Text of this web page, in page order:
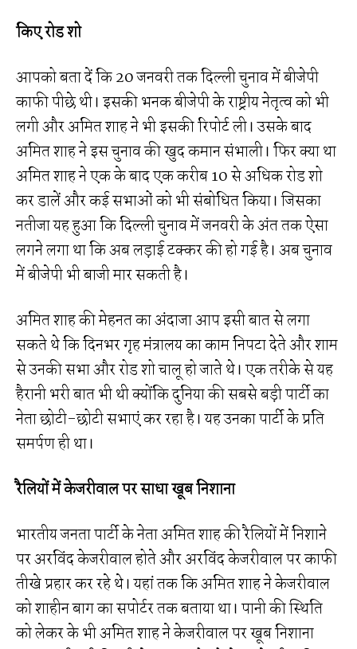
किए रोड शो
आपको बता दें कि 20 जनवरी तक दिल्ली चुनाव में बीजेपी
काफी पीछे थी। इसकी भनक बीजेपी के राष्ट्रीय नेतृत्व को भी
लगी और अमित शाह ने भी इसकी रिपोर्ट ली। उसके बाद
अमित शाह ने इस चुनाव की खुद कमान संभाली। फिर क्या था
अमित शाह ने एक के बाद एक करीब 10 से अधिक रोड शो
कर डालें और कई सभाओं को भी संबोधित किया। जिसका
नतीजा यह हुआ कि दिल्ली चुनाव में जनवरी के अंत तक ऐसा
लगने लगा था कि अब लड़ाई टक्कर की हो गई है। अब चुनाव
में बीजेपी भी बाजी मार सकती है।
अमित शाह की मेहनत का अंदाजा आप इसी बात से लगा
सकते थे कि दिनभर गृह मंत्रालय का काम निपटा देते और शाम
से उनकी सभा और रोड शो चालू हो जाते थे। एक तरीके से यह
हैरानी भरी बात भी थी क्योंकि दुनिया की सबसे बड़ी पार्टी का
नेता छोटी-छोटी सभाएं कर रहा है। यह उनका पार्टी के प्रति
समर्पण ही था।
रैलियों में केजरीवाल पर साधा खूब निशाना
भारतीय जनता पार्टी के नेता अमित शाह की रैलियों में निशाने
पर अरविंद केजरीवाल होते और अरविंद केजरीवाल पर काफी
तीखे प्रहार कर रहे थे। यहां तक कि अमित शाह ने केजरीवाल
को शाहीन बाग का सपोर्टर तक बताया था। पानी की स्थिति
को लेकर के भी अमित शाह ने केजरीवाल पर खूब निशाना